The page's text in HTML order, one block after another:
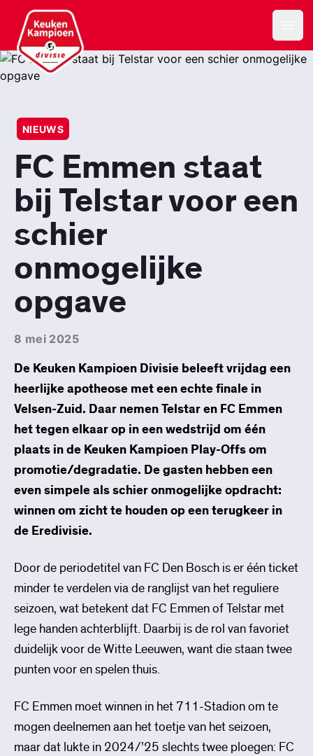
Keuken Kampioen Divisie
NIEUWS
FC Emmen staat
bij Telstar voor een
schier
onmogelijke
opgave
8 mei 2025
De Keuken Kampioen Divisie beleeft vrijdag een
heerlijke apotheose met een echte finale in
Velsen-Zuid. Daar nemen Telstar en FC Emmen
het tegen elkaar op in een wedstrijd om één
plaats in de Keuken Kampioen Play-Offs om
promotie/degradatie. De gasten hebben een
even simpele als schier onmogelijke opdracht:
winnen om zicht te houden op een terugkeer in
de Eredivisie.
Door de periodetitel van FC Den Bosch is er één ticket
minder te verdelen via de ranglijst van het reguliere
seizoen, wat betekent dat FC Emmen of Telstar met
lege handen achterblijft. Daarbij is de rol van favoriet
duidelijk voor de Witte Leeuwen, want die staan twee
punten voor en spelen thuis.
FC Emmen moet winnen in het 711-Stadion om te
mogen deelnemen aan het toetje van het seizoen,
maar dat lukte in 2024/’25 slechts twee ploegen: FC